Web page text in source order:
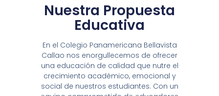
Nuestra Propuesta
Educativa
En el Colegio Panamericana Bellavista
Callao nos enorgullecemos de ofrecer
una educación de calidad que nutre el
crecimiento académico, emocional y
social de nuestros estudiantes. Con un